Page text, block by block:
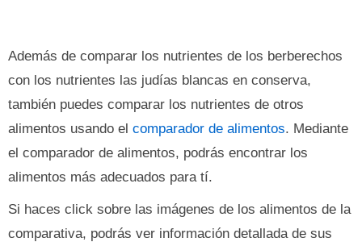
Además de comparar los nutrientes de los berberechos
con los nutrientes las judías blancas en conserva,
también puedes comparar los nutrientes de otros
alimentos usando el comparador de alimentos. Mediante
el comparador de alimentos, podrás encontrar los
alimentos más adecuados para tí.
Si haces click sobre las imágenes de los alimentos de la
comparativa, podrás ver información detallada de sus